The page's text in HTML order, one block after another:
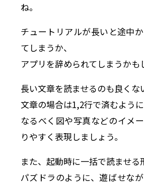
ね。
チュートリアルが長いと途中
てしまうか、
アプリを辞められてしまうかも
長い文章を読ませるのも良くな
文章の場合は1,2行で済むように
なるべく図や写真などのイメ
りやすく表現しましょう。
また、起動時に一括で読ませる
パズドラのように、遊ばせな